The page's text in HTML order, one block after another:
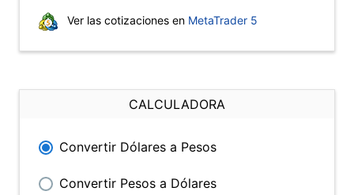
Ver las cotizaciones en MetaTrader 5
CALCULADORA
Convertir Dólares a Pesos
Convertir Pesos a Dólares